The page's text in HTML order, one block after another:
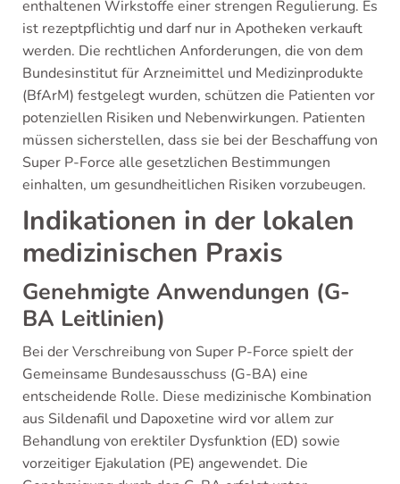
enthaltenen Wirkstoffe einer strengen Regulierung. Es
ist rezeptpflichtig und darf nur in Apotheken verkauft
werden. Die rechtlichen Anforderungen, die von dem
Bundesinstitut für Arzneimittel und Medizinprodukte
(BfArM) festgelegt wurden, schützen die Patienten vor
potenziellen Risiken und Nebenwirkungen. Patienten
müssen sicherstellen, dass sie bei der Beschaffung von
Super P-Force alle gesetzlichen Bestimmungen
einhalten, um gesundheitlichen Risiken vorzubeugen.
Indikationen in der lokalen
medizinischen Praxis
Genehmigte Anwendungen (G-
BA Leitlinien)
Bei der Verschreibung von Super P-Force spielt der
Gemeinsame Bundesausschuss (G-BA) eine
entscheidende Rolle. Diese medizinische Kombination
aus Sildenafil und Dapoxetine wird vor allem zur
Behandlung von erektiler Dysfunktion (ED) sowie
vorzeitiger Ejakulation (PE) angewendet. Die